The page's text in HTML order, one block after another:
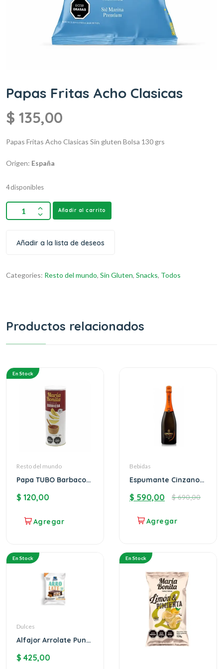
Papas Fritas Acho Clasicas
$ 135,00
Papas Fritas Acho Clasicas Sin gluten Bolsa 130 grs
Origen: España
4 disponibles
Añadir al carrito
Añadir a la lista de deseos
Categories: Resto del mundo, Sin Gluten, Snacks, Todos
Productos relacionados
En Stock
Resto del mundo
Papa TUBO Barbacoa
$ 120,00
Bebidas
Espumante Cinzano
$690,00
$ 590,00
En Stock
Dulces
Alfajor Arrolate Punta
$ 425,00
En Stock